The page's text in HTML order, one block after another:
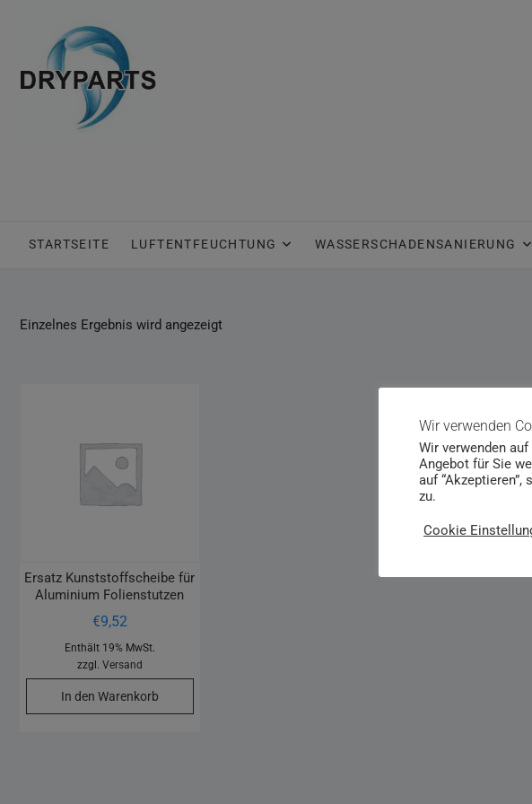
STARTSEITE LUFTENTFEUCHTUNG WASSERSCHADENSANIERUNG
Einzelnes Ergebnis wird angezeigt
Ersatz Kunststoffscheibe für
Aluminium Folienstutzen
€9,52
Enthält 19% MwSt.
zzgl. Versand
In den Warenkorb
Wir verwenden
Wir verwenden
Angebot für Sie
auf
zu.
Cookie